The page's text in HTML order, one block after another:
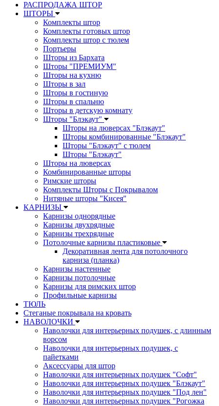
РАСПРОДАЖА ШТОР
ШТОРЫ
Комплекты штор
Комплекты готовых штор
Комплекты штор с тюлем
Портьеры
Шторы из Бархата
Шторы "ПРЕМИУМ"
Шторы на кухню
Шторы в зал
Шторы в гостиную
Шторы в спальню
Шторы в детскую комнату
Шторы "Блэкаут"
Шторы на люверсах "Блэкаут"
Шторы комбинированные "Блэкаут"
Шторы "Блэкаут" с тюлем
Шторы "Блэкаут"
Шторы на люверсах
Комбинированные шторы
Римские шторы
Комплекты Шторы c Покрывалом
Нитяные шторы "Кисея"
КАРНИЗЫ
Карнизы однорядные
Карнизы двухрядные
Карнизы трехрядные
Потолочные карнизы пластиковые
Декоративная лента для потолочного
карниза (планка)
Карнизы настенные
Карнизы потолочные
Карнизы для римских штор
Профильные карнизы
ТЮЛЬ
Стеганые покрывала на кровать
НАВОЛОЧКИ
Наволочки для интерьерных подушек, с длинным
ворсом
Наволочки для интерьерных подушек, с
пайетками
Аксессуары для штор
Наволочки для интерьерных подушек "Софт"
Наволочки для интерьерных подушек "Блэкаут"
Наволочки для интерьерных подушек "Под лен"
Наволочки для интерьерных подушек "Рогожка